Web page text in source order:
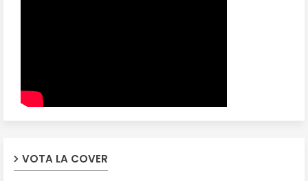
VOTA LA COVER